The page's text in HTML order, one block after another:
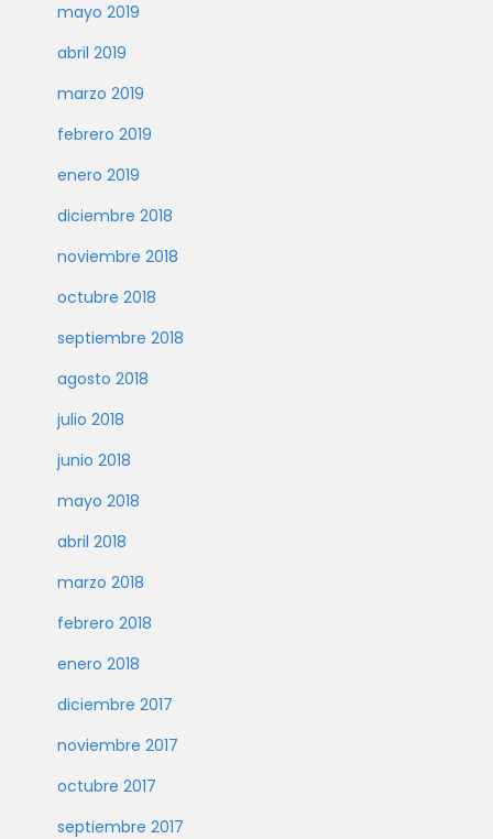
mayo 2019
abril 2019
marzo 2019
febrero 2019
enero 2019
diciembre 2018
noviembre 2018
octubre 2018
septiembre 2018
agosto 2018
julio 2018
junio 2018
mayo 2018
abril 2018
marzo 2018
febrero 2018
enero 2018
diciembre 2017
noviembre 2017
octubre 2017
septiembre 2017